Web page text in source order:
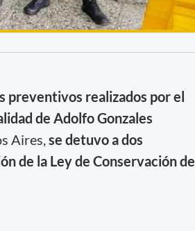
preventivos realizados por el
de Adolfo Gonzales
Aires, se detuvo a dos
de la Ley de Conservación de